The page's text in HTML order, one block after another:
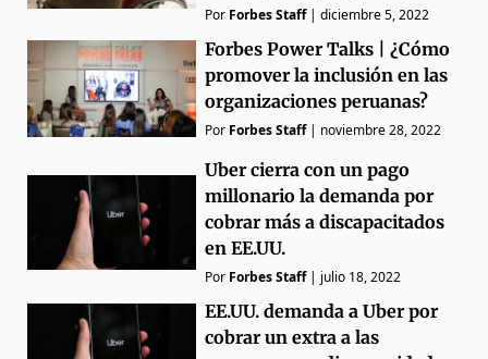
Por Forbes Staff|diciembre 5, 2022
Forbes Power Talks | ¿Cómo
promover la inclusión en las
organizaciones peruanas?
Por Forbes Staff| noviembre 28, 2022
Uber cierra con un pago
millonario la demanda por
cobrar más a discapacitados
en EE.UU.
Por Forbes Staff| julio 18, 2022
EE.UU. demanda a Uber por
cobrar un extra a las